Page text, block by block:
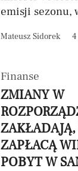
emisji sezonu,
Mateusz Sidorek
Finanse
ZMIANY W
ZAPŁACĄ
POBYT W